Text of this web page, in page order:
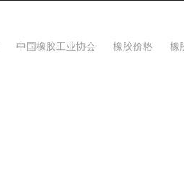
中国橡胶工业协会 橡胶价格 橡